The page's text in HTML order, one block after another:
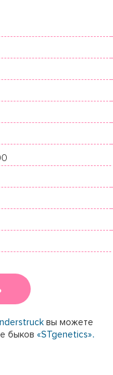
вы можете
быков «STgenetics».